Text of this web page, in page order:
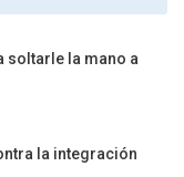
soltarle la mano a
la integración